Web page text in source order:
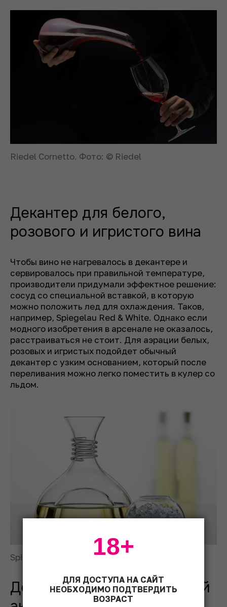
Riedel Cornetto. Фото: © Riedel
Декантер для белого,
розового и игристого вина
Чтобы вино не нагревалось в декантере и
сервировалось при правильной температуре,
производители придумали эффектное решение:
сосуд со специальной вставкой, в которую
можно положить лед для охлаждения. Таков,
например, Spiegelau Red & White. Однако если
модного изобретения в арсенале не оказалось,
расстраиваться не стоит. Для аэрации белых,
розовых и игристых подойдет обычный
декантер с узким основанием, который после
переливания можно легко поместить в кулер со
льдом.
Spiegelau Red & White. Фото: © Spiegelau
Декантер как дизайнерский
ДЛЯ ДОСТУПА НА САЙТ
НЕОБХОДИМО ПОДТВЕРДИТЬ
ВОЗРАСТ
18+